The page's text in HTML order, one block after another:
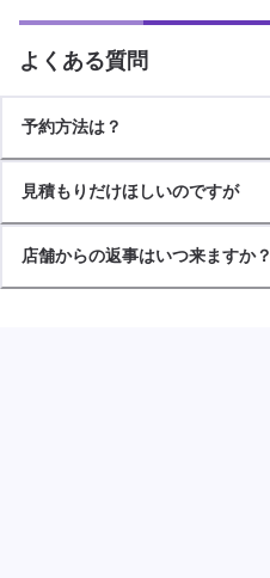
よくある質問
予約方法は？
見積もりだけほしいのですが
店舗からの返事はいつ来ますか？